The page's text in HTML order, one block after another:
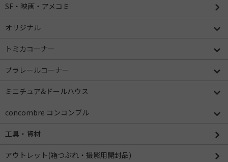
SF・映画・アメコミ
オリジナル
トミカコーナー
プラレールコーナー
ミニチュア&ドールハウス
concombre コンコンブル
工具・資材
アウトレット(箱つぶれ・撮影用開封品)